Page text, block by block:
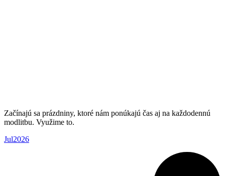
Začínajú sa prázdniny, ktoré nám ponúkajú čas aj na každodennú
modlitbu. Využime to.
Jul2026